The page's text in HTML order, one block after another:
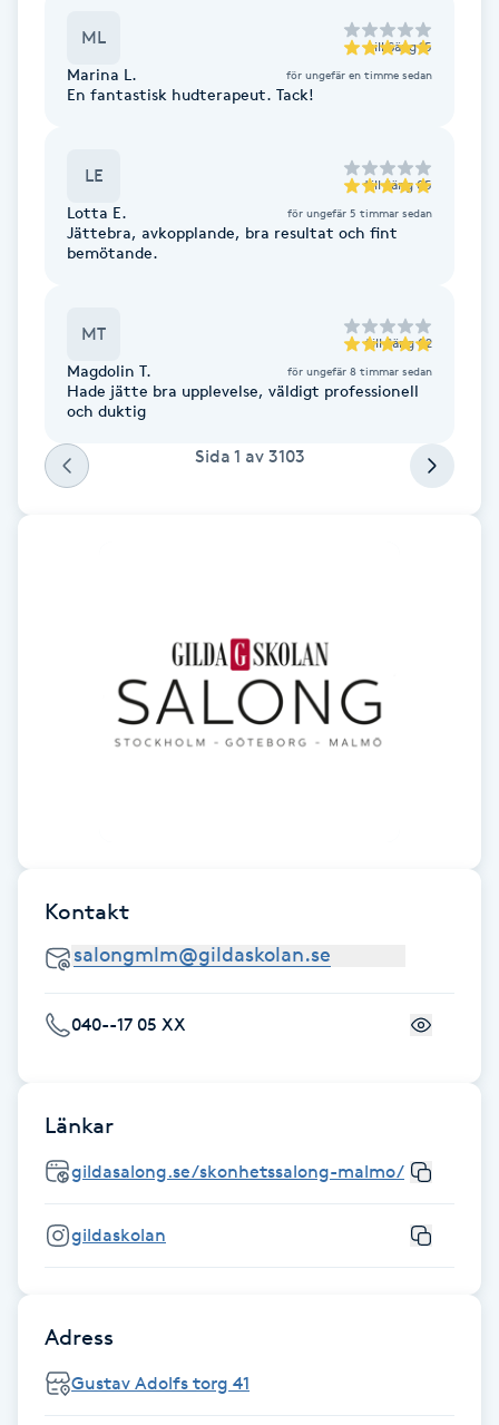
Paraffinbehandling
Pedikyr
Pensionärklippning
Permanent
Personal shopper
Personlig tränare
Pigmentbehandling
Pigmentfläckar
Power Yoga
PRP (Platelet Rich Plasma)
PRX-T33
Radiofrekvens
Reflexologi
ML till Säng 15
Marina L. för ungefär en timme sedan
En fantastisk hudterapeut. Tack!
LE till Säng 05
Lotta E. för ungefär 5 timmar sedan
Jättebra, avkopplande, bra resultat och fint
bemötande.
MT till Säng 02
Magdolin T. för ungefär 8 timmar sedan
Hade jätte bra upplevelse, väldigt professionell
och duktig
Sida 1 av 3103
Kontakt
040--17 05 XX
Länkar
gildasalong.se/skonhetssalong-malmo/
gildaskolan
Adress
Gustav Adolfs torg 41